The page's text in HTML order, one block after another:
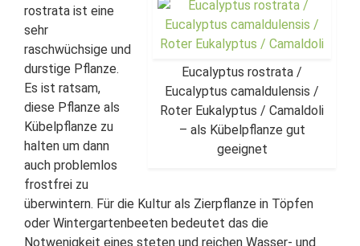
Eucalyptus rostrata /
Eucalyptus camaldulensis /
Roter Eukalyptus / Camaldoli
– als Kübelpflanze gut
geeignet
rostrata ist eine
sehr
raschwüchsige und
durstige Pflanze.
Es ist ratsam,
diese Pflanze als
Kübelpflanze zu
halten um dann
auch problemlos
frostfrei zu
überwintern. Für die Kultur als Zierpflanze in Töpfen
oder Wintergartenbeeten bedeutet das die
Notwenigkeit eines steten und reichen Wasser- und